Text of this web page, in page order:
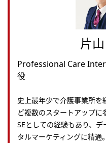
片
Professional Care
役
史上最年少で介護事業所
ど複数のスタートアップ
SEとしての経験もあり、
タルマーケティングに精通